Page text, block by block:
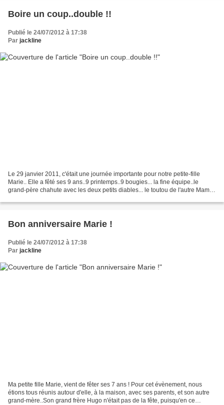
Boire un coup..double !!
Publié le 24/07/2012 à 17:38
Par jackline
Le 29 janvier 2011, c'était une journée importante pour notre petite-fille
Marie.. Elle a fêté ses 9 ans..9 printemps..9 bougies... la fine équipe..le
grand-père chahute avec les deux petits diables... le toutou de l'autre Mamie
Bon anniversaire Marie !
Publié le 24/07/2012 à 17:38
Par jackline
Ma petite fille Marie, vient de fêter ses 7 ans ! Pour cet évènement, nous
étions tous réunis autour d'elle, à la maison, avec ses parents, et son autre
grand-mère..Son grand frère Hugo n'était pas de la fête, puisqu'en ce